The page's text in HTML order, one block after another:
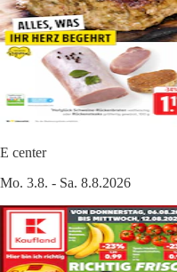
E center
Mo. 3.8. - Sa. 8.8.2026